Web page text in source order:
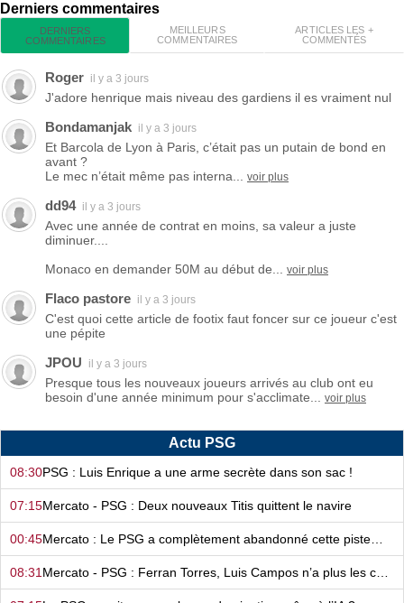
Derniers commentaires
DERNIERS
COMMENTAIRES
MEILLEURS
COMMENTAIRES
ARTICLES LES +
COMMENTÉS
Roger il y a 3 jours
J'adore henrique mais niveau des gardiens il es vraiment nul
Bondamanjak il y a 3 jours
Et Barcola de Lyon à Paris, c’était pas un putain de bond en
avant ?
Le mec n’était même pas interna...
voir plus
dd94 il y a 3 jours
Avec une année de contrat en moins, sa valeur a juste
diminuer....
Monaco en demander 50M au début de...
voir plus
Flaco pastore il y a 3 jours
C'est quoi cette article de footix faut foncer sur ce joueur c'est
une pépite
JPOU il y a 3 jours
Presque tous les nouveaux joueurs arrivés au club ont eu
besoin d'une année minimum pour s'acclimate...
voir plus
Actu PSG
08:30PSG : Luis Enrique a une arme secrète dans son sac !
07:15Mercato - PSG : Deux nouveaux Titis quittent le navire
00:45Mercato : Le PSG a complètement abandonné cette piste…
08:31